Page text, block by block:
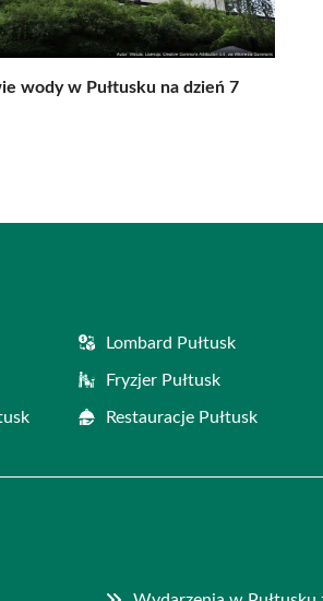
wody w Pułtusku na dzień 7
Lombard Pułtusk
Fryzjer Pułtusk
Restauracje Pułtusk